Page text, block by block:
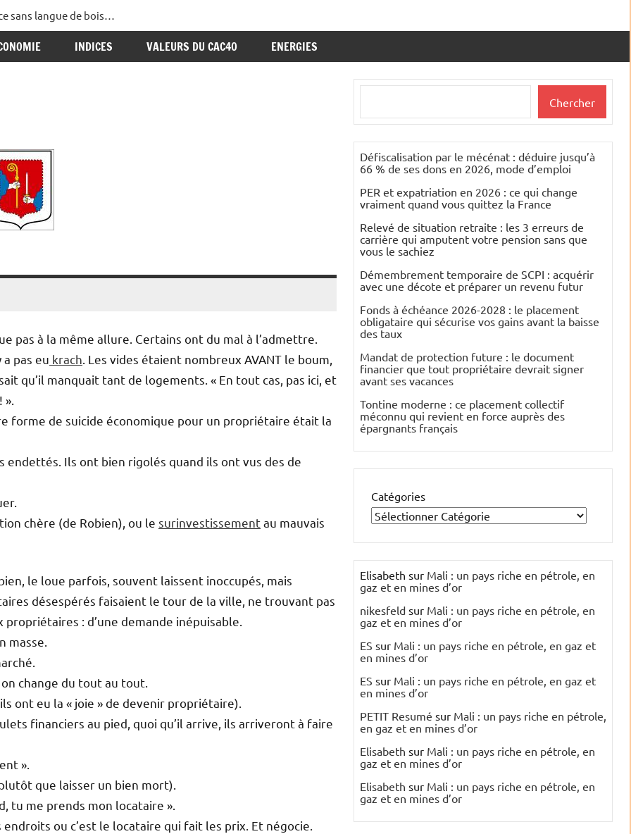
sans langue de bois…
INDICES VALEURS DU CAC40 ENERGIES
pas à la même allure. Certains ont du mal à l’admettre.
pas eu krach . Les vides étaient nombreux AVANT le boum,
qu’il manquait tant de logements. « En tout cas, pas ici, et
forme de suicide économique pour un propriétaire était la
endettés. Ils ont bien rigolés quand ils ont vus des de
chère (de Robien), ou le surinvestissementau mauvais
le loue parfois, souvent laissent inoccupés, mais
désespérés faisaient le tour de la ville, ne trouvant pas
: d’une demande inépuisable.
masse.
change du tout au tout.
ont eu la « joie » de devenir propriétaire).
financiers au pied, quoi qu’il arrive, ils arriveront à faire
».
que laisser un bien mort).
tu me prends mon locataire ».
ou c’est le locataire qui fait les prix. Et négocie.
Chercher
Défiscalisation par le mécénat : déduire jusqu’à
66 % de ses dons en 2026, mode d’emploi
PER et expatriation en 2026 : ce qui change
vraiment quand vous quittez la France
Relevé de situation retraite : les 3 erreurs de
carrière qui amputent votre pension sans que
vous le sachiez
Démembrement temporaire de SCPI : acquérir
avec une décote et préparer un revenu futur
Fonds à échéance 2026-2028 : le placement
obligataire qui sécurise vos gains avant la baisse
des taux
Mandat de protection future : le document
financier que tout propriétaire devrait signer
avant ses vacances
Tontine moderne : ce placement collectif
méconnu qui revient en force auprès des
épargnants français
Catégories
Elisabeth sur Mali : un pays riche en pétrole, en
gaz et en mines d’or
nikesfeld sur Mali : un pays riche en pétrole, en
gaz et en mines d’or
ES sur Mali : un pays riche en pétrole, en gaz et
en mines d’or
ES sur Mali : un pays riche en pétrole, en gaz et
en mines d’or
PETIT Resumé sur Mali : un pays riche en pétrole,
en gaz et en mines d’or
Elisabeth sur Mali : un pays riche en pétrole, en
gaz et en mines d’or
Elisabeth sur Mali : un pays riche en pétrole, en
gaz et en mines d’or